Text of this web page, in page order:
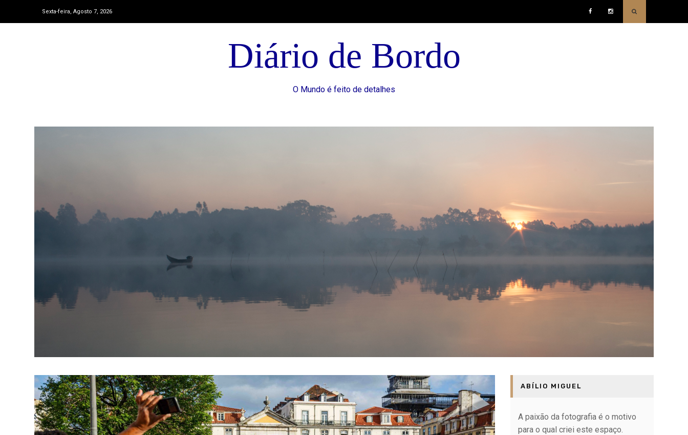
Sexta-feira, Agosto 7, 2026 FacebookInstagram
Diário de Bordo
O Mundo é feito de detalhes
ABÍLIO MIGUEL
A paixão da fotografia é o motivo
para o qual criei este espaço.